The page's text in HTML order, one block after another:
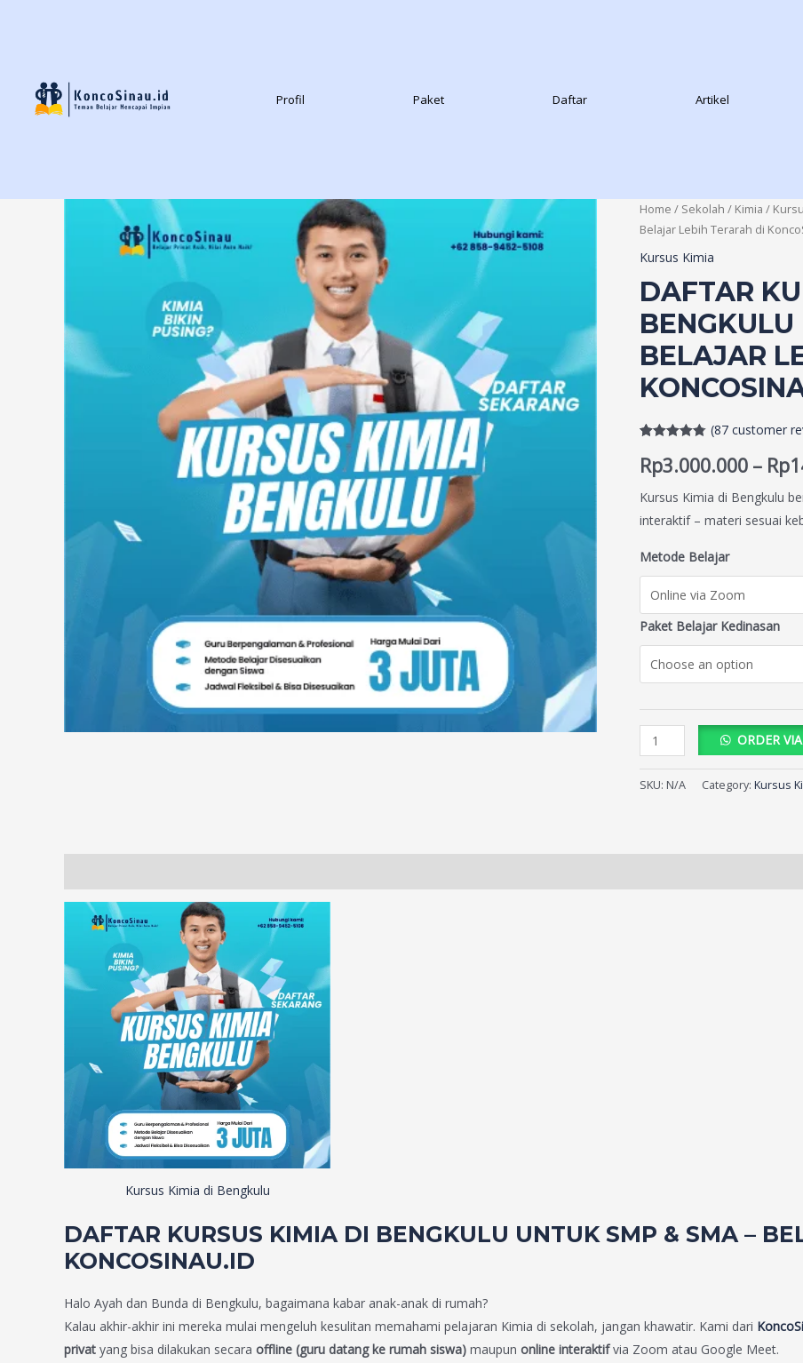
Profil Paket Daftar Artikel
Home / Sekolah / Kimia /
Belajar Lebih Terarah di
Kursus Kimia
DAFTAR
BELAJAR
out of 5
based on
ratings
(87customer
Rp3.000.000 – Rp
Kursus Kimia di Bengkulu
interaktif – materi sesuai
Metode Belajar
Paket Belajar Kedinasan
ORDER
SKU: N/A Category: Kursus
Kursus Kimia di Bengkulu
DAFTAR KURSUS KIMIA DI BENGKULU UNTUK SMP & SMA –
KONCOSINAU.ID
Halo Ayah dan Bunda di Bengkulu, bagaimana kabar anak-anak di rumah?
Kalau akhir-akhir ini mereka mulai mengeluh kesulitan memahami pelajaran Kimia di sekolah, jangan khawatir. Kami dari
privat yang bisa dilakukan secara offline (guru datang ke rumah siswa) maupun online interaktifvia Zoom atau Google Meet.